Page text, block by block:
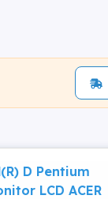
D Pentium
LCD ACER